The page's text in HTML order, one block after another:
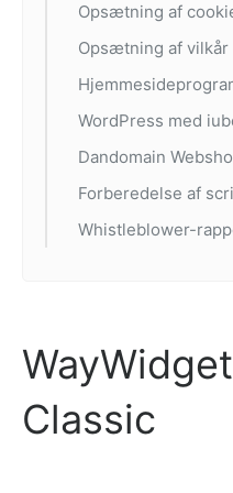
Opsætning af
Opsætning af
WordPress med
Dandomain
Forberedelse af
Whistleblower-
Classic